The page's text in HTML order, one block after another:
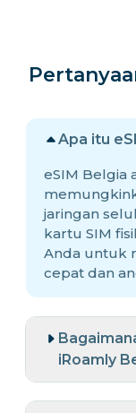
Apa itu
eSIM Belgia
jaringan
kartu SIM
Anda untuk
cepat dan
iRoamly